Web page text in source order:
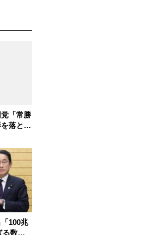
「常勝
落とす
100兆
る数